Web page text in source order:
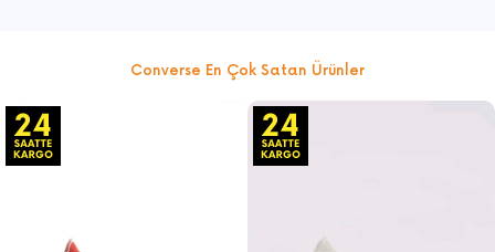
Converse En Çok Satan Ürünler